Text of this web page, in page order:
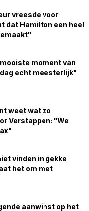
vreesde voor
dat Hamilton een heel
moment van
echt meesterlijk"
weet wat zo
Verstappen: "We
vinden in gekke
het om met
aanwinst op het